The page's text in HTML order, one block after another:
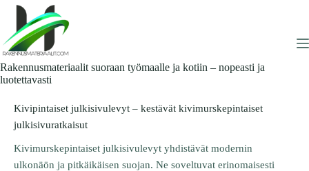
Skip
content
Rakennusmateriaalit suoraan työmaalle ja kotiin – nopeasti ja
luotettavasti
Kivipintaiset julkisivulevyt – kestävät kivimurskepintaiset
julkisivuratkaisut
Kivimurskepintaiset julkisivulevyt yhdistävät modernin
ulkonäön ja pitkäikäisen suojan. Ne soveltuvat erinomaisesti